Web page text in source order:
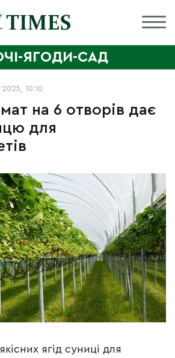
ЯГОДИ-САД
10:10
на 6 отворів дає
для
ягід суниці для